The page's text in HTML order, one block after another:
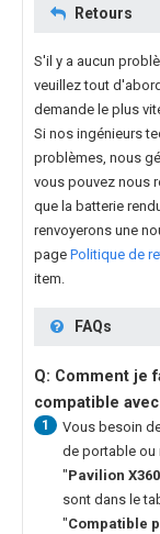
Retours
S'il y a aucun
veuillez tout
demande le plus
Si nos ingénieurs
problèmes, nous
vous pouvez nous
que la batterie
renvoyerons une
page Politique de
item.
FAQs
Q: Comment je
compatible
1
Vous besoin
de portable ou
"Pavilion
sont dans le
"Compatible